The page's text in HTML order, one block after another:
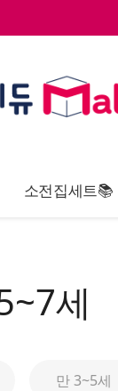
소전집세트📚
세
만 3~5세